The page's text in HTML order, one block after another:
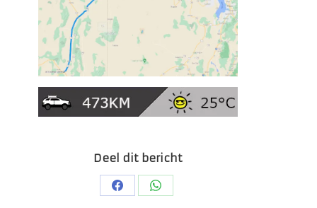
Deel dit bericht
Deel Deel